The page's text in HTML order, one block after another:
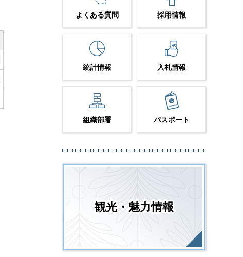
よくある質問 採用情報
統計情報 入札情報
組織部署 パスポート
観光・魅力情報